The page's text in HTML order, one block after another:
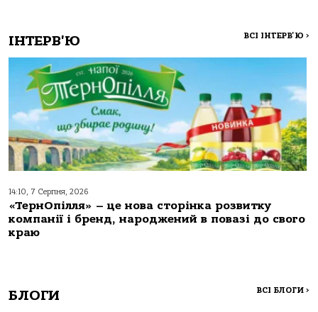
ІНТЕРВ'Ю ВСІ ІНТЕРВ'Ю >
14:10, 7 Серпня, 2026
«ТернОпілля» – це нова сторінка розвитку
компанії і бренд, народжений в повазі до свого
краю
БЛОГИ ВСІ БЛОГИ >